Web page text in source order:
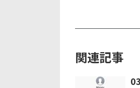
関連記事